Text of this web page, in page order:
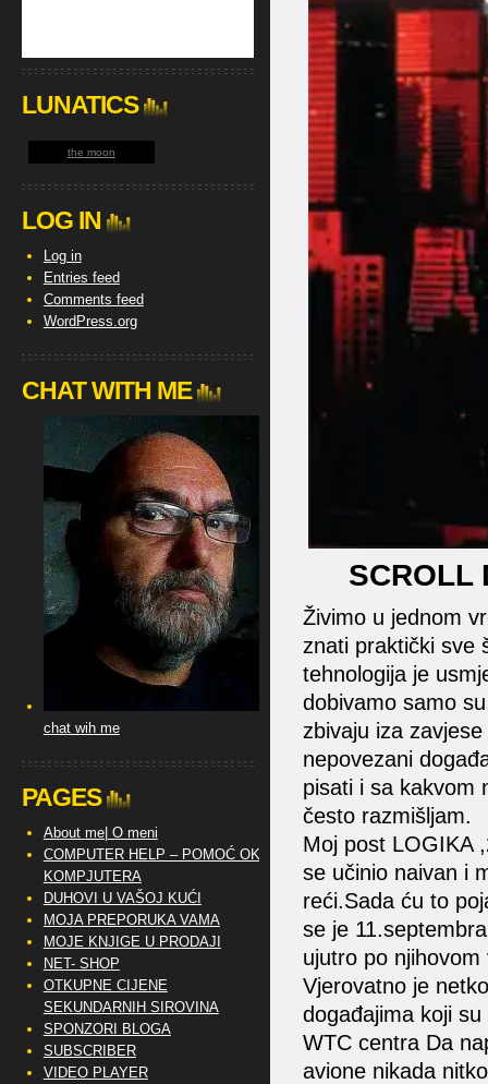
SCROLL
Živimo u jednom
znati praktički sve
tehnologija je
dobivamo samo
zbivaju iza
nepovezani
pisati i sa kakvom
često razmišljam.
Moj post LOGIKA
se učinio naivan i
reći.Sada ću to
se je
ujutro po njihovom
Vjerovatno je
događajima koji
WTC centra Da
avione nikada
LUNATICS
the moon
LOG IN
Log in
Entries feed
Comments feed
WordPress.org
CHAT WITH ME
chat wih me
PAGES
About me| O meni
COMPUTER HELP – POMOĆ OKO
KOMPJUTERA
DUHOVI U VAŠOJ KUĆI
MOJA PREPORUKA VAMA
MOJE KNJIGE U PRODAJI
NET- SHOP
OTKUPNE CIJENE
SEKUNDARNIH SIROVINA
SPONZORI BLOGA
SUBSCRIBER
VIDEO PLAYER